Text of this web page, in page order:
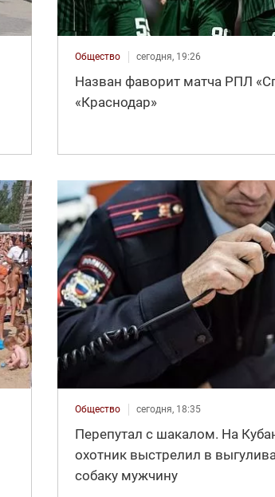
Общество сегодня, 19:26
Назван фаворит матча РПЛ
«Краснодар»
Общество сегодня, 18:35
Перепутал с шакалом. На
охотник выстрелил в
собаку мужчину